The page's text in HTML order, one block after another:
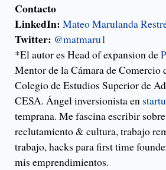
Contacto
LinkedIn: Mateo Marulanda
Twitter: @matmaru1
*El autor es Head of expansion de
Mentor de la Cámara de Comercio
Colegio de Estudios Superior de
CESA. Ángel inversionista en
temprana. Me fascina escribir
reclutamiento & cultura, trabajo
trabajo, hacks para first time
mis emprendimientos.